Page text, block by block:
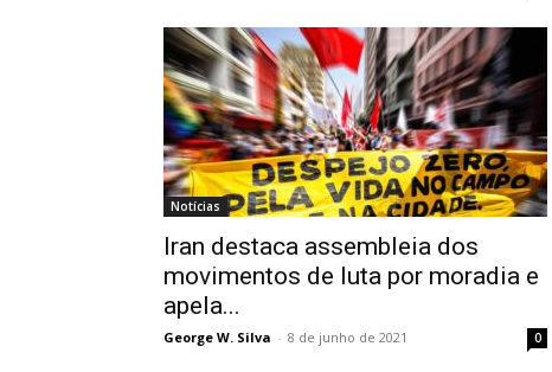
Notícias
Iran destaca assembleia dos
movimentos de luta por moradia e
apela...
George W. Silva - 8 de junho de 2021 0